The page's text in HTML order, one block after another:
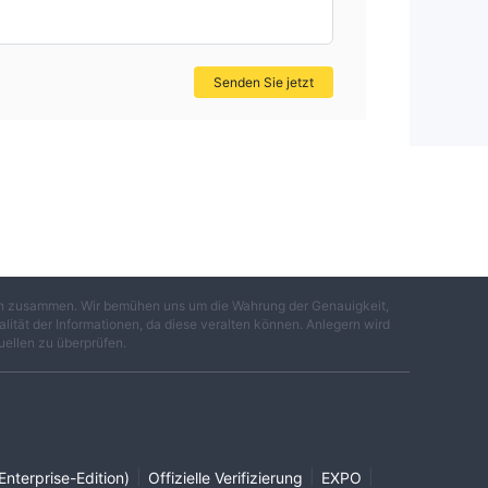
Senden Sie jetzt
Wir bemühen uns um die Wahrung der Genauigkeit,
der Informationen, da diese veralten können. Anlegern wird
zu überprüfen.
Edition) Offizielle Verifizierung EXPO